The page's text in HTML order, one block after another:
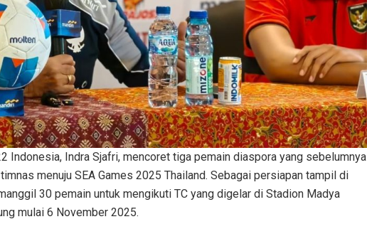
Indonesia, Indra Sjafri, mencoret tiga pemain diaspora yang sebelumnya
menuju SEA Games 2025 Thailand. Sebagai persiapan tampil di
30 pemain untuk mengikuti TC yang digelar di Stadion Madya
mulai 6 November 2025.